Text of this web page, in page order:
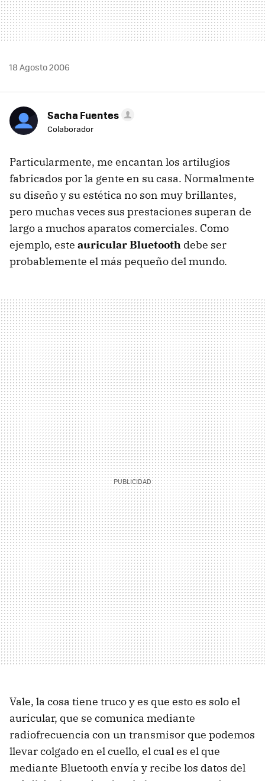
18 Agosto 2006
Sacha Fuentes
Colaborador
Particularmente, me encantan los artilugios
fabricados por la gente en su casa. Normalmente
su diseño y su estética no son muy brillantes,
pero muchas veces sus prestaciones superan de
largo a muchos aparatos comerciales. Como
ejemplo, este auricular Bluetooth debe ser
probablemente el más pequeño del mundo.
Vale, la cosa tiene truco y es que esto es solo el
auricular, que se comunica mediante
radiofrecuencia con un transmisor que podemos
llevar colgado en el cuello, el cual es el que
mediante Bluetooth envía y recibe los datos del